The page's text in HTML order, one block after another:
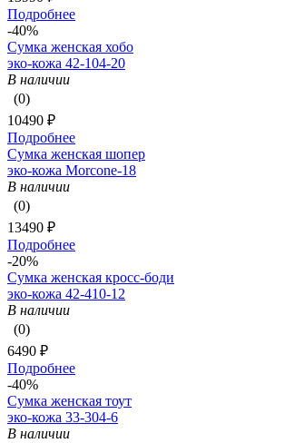
Подробнее
-40%
Сумка женская хобо
эко-кожа 42-104-20
В наличии
(0)
10490 ₽
Подробнее
Сумка женская шопер
эко-кожа Morcone-18
В наличии
(0)
13490 ₽
Подробнее
-20%
Сумка женская кросс-боди
эко-кожа 42-410-12
В наличии
(0)
6490 ₽
Подробнее
-40%
Сумка женская тоут
эко-кожа 33-304-6
В наличии